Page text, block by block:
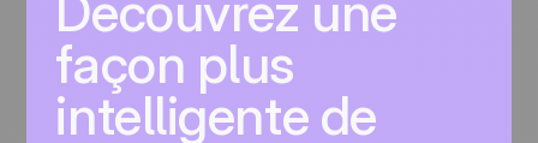
façon plus
intelligente de